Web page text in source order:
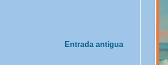
Entrada antigua